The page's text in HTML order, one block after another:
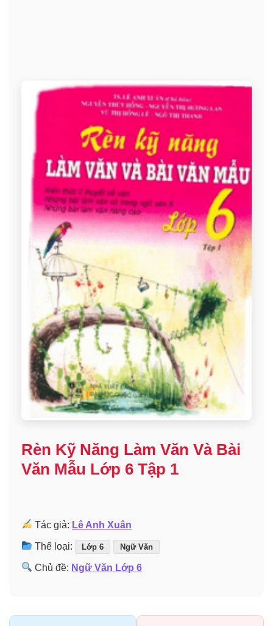
Rèn Kỹ Năng Làm Văn Và Bài
Văn Mẫu Lớp 6 Tập 1
Tác giả: Lê Anh Xuân
Thể loại: Lớp 6 Ngữ Văn
Chủ đề: Ngữ Văn Lớp 6